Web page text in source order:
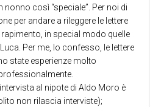
così “speciale”. Per noi di
per andare a rileggere le lettere
in special modo quelle
Per me, lo confesso, le lettere
state esperienze molto
al nipote di Aldo Moro è
non rilascia interviste);